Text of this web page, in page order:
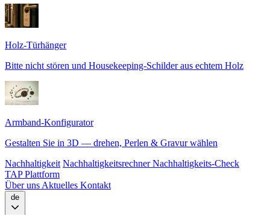
Holz-Türhänger
Bitte nicht stören und Housekeeping-Schilder aus echtem Holz
Armband-Konfigurator
Gestalten Sie in 3D — drehen, Perlen & Gravur wählen
Nachhaltigkeit NachhaltigkeitsrechnerNachhaltigkeits-Check
TAP Plattform
Über uns Aktuelles Kontakt
de